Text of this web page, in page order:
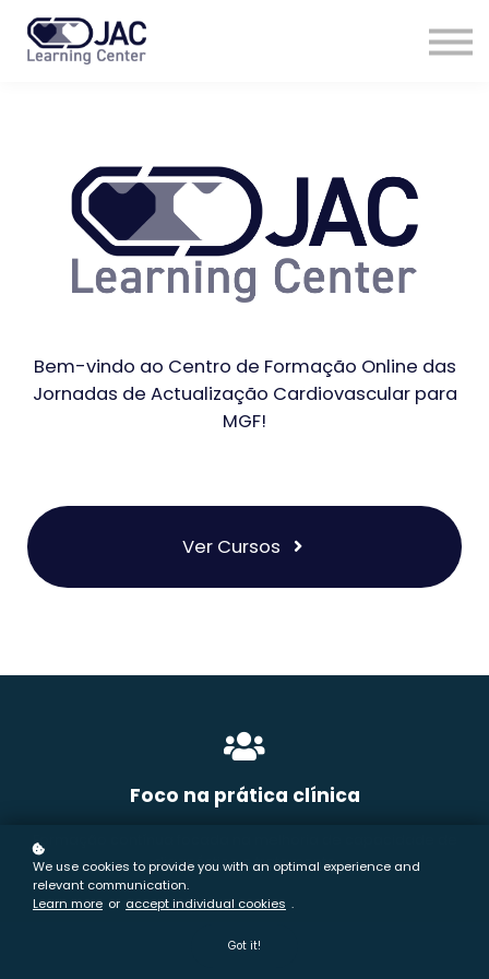
Bem-vindo ao Centro de Formação Online das
Jornadas de Actualização Cardiovascular para
MGF!
Ver Cursos
Foco na prática clínica
Formação contínua focada na melhoria de capacidade de
diagnóstico e tratamento
We use cookies to provide you with an optimal experience and
relevant communication.
Learn more or accept individual cookies .
Got it!